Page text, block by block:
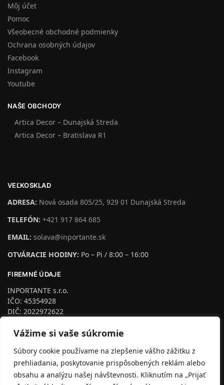
Vážime si vaše súkromie
Súbory cookie používame na zlepšenie vášho zážitku z
prehliadania, poskytovanie prispôsobených reklám alebo
obsahu a analýzu našej návštevnosti. Kliknutím na „Prijať
Môj účet
Pomoc
Všeobecné obchodné podmienky
Ochrana osobných údajov
Facebook
Instagram
Youtube
NAŠE OBCHODY
Artica Decor – Dunajská Streda
Artica Decor – Bratislava R1
VEĽKOSKLAD
ADRESA: Nová osada 805/25, 929 01 Dunajská Streda
TELEFÓN: +421 917 864 685
EMAIL: solava@inportante.sk
OTVÁRACIE HODINY: Po – Pi / 8:00 – 16:00
FIREMNÉ ÚDAJE
INPORTANTE s.r.o.
IČO: 45354928
DIČ: 2022972622
podľa §4 Zapísaná na Trnava, odd. Sro, vl.č.24953/T
Inšpektorát Slovenskej obchodnej inšpekcie so sídlom v
Trnave pre Trnavský kraj
Pekárska 23, 917 01 Trnava